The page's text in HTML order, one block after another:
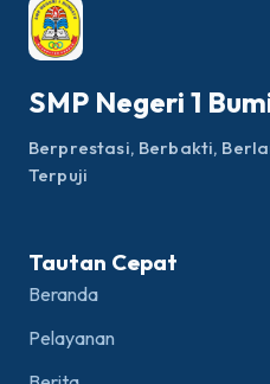
SMP Negeri 1
Berprestasi, Berbakti,
Terpuji
Tautan Cepat
Beranda
Pelayanan